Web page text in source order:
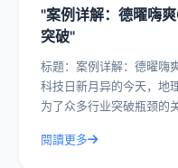
"案例详解：德曜嗨
突破"
标题：案例详解：德曜嗨
科技日新月异的今天，地
为了众多行业突破瓶颈的
閱讀更多